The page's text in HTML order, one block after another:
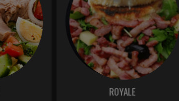
ROYALE